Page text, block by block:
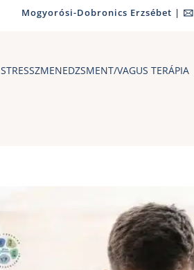
Mogyorósi-Dobronics Erzsébet | 🖂
STRESSZMENEDZSMENT/VAGUS TERÁPIA